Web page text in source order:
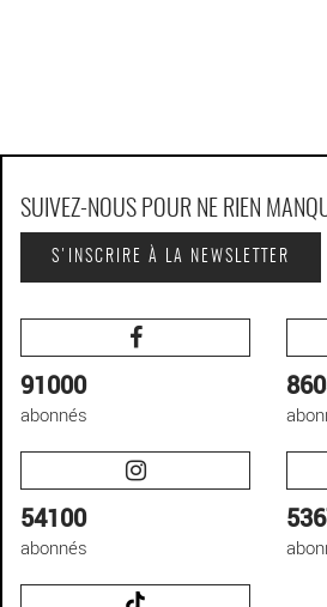
SUIVEZ-NOUS POUR NE RIEN
S'INSCRIRE À LA NEWSLETTER
91000
abonnés
54100
abonnés